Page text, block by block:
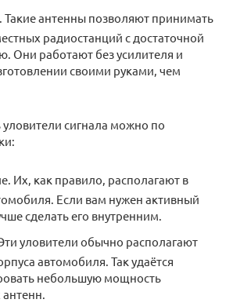
Такие антенны позволяют принимать
радиостанций с достаточной
Они работают без усилителя и
своими руками, чем
уловители сигнала можно по
Их, как правило, располагают в
Если вам нужен активный
сделать его внутренним.
уловители обычно располагают
автомобиля. Так удаётся
небольшую мощность